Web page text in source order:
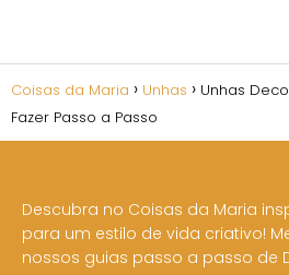
Coisas da Maria Unhas
Unhas
Fazer Passo a Passo
Descubra no Coisas da Maria
para um estilo de vida criativo!
nossos guias passo a passo de